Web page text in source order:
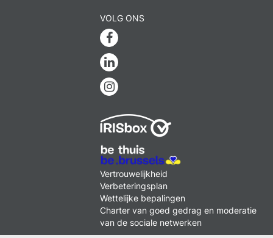
VOLG ONS
Facebook
Linkedin
Instagram
MENU
FOOTER
LEGAL
Vertrouwelijkheid
Verbeteringsplan
Wettelijke bepalingen
Charter van goed gedrag en moderatie
van de sociale netwerken